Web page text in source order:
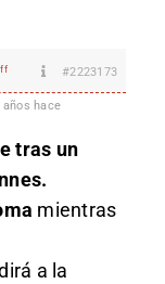
#2223173
años hace
tras un
mientras
a la